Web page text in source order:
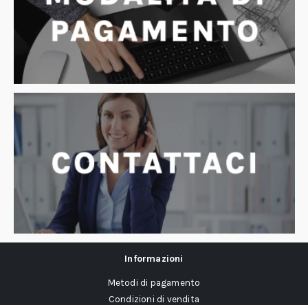
Informazioni
Metodi di pagamento
Condizioni di vendita